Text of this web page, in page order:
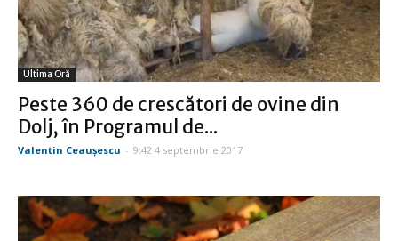
Ultima Oră
Peste 360 de crescători de ovine din
Dolj, în Programul de...
Valentin Ceauşescu - 9:42 4 septembrie 2017